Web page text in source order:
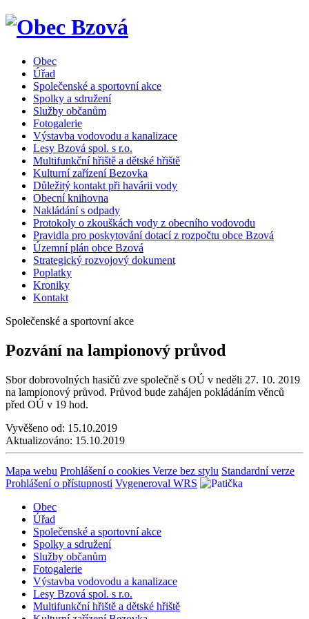
Obec
Úřad
Společenské a sportovní akce
Spolky a sdružení
Služby občanům
Fotogalerie
Výstavba vodovodu a kanalizace
Lesy Bzová spol. s r.o.
Multifunkční hřiště a dětské hřiště
Kulturní zařízení Bezovka
Důležitý kontakt při havárii vody
Obecní knihovna
Nakládání s odpady
Protokoly o zkouškách vody z obecního vodovodu
Pravidla pro poskytování dotací z rozpočtu obce Bzová
Územní plán obce Bzová
Strategický rozvojový dokument
Poplatky
Kroniky
Kontakt
Společenské a sportovní akce
Pozvání na lampionový průvod
Sbor dobrovolných hasičů zve společně s OÚ v neděli 27. 10. 2019
na lampionový průvod. Průvod bude zahájen pokládáním věnců
před OÚ v 19 hod.
Vyvěšeno od: 15.10.2019
Aktualizováno: 15.10.2019
Mapa webu Prohlášení o cookies Verze bez stylu Standardní verze
Prohlášení o přístupnosti Vygeneroval WRS
Obec
Úřad
Společenské a sportovní akce
Spolky a sdružení
Služby občanům
Fotogalerie
Výstavba vodovodu a kanalizace
Lesy Bzová spol. s r.o.
Multifunkční hřiště a dětské hřiště